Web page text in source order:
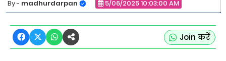
madhurdarpan 5/06/2025 10:03:00 AM
Join करें